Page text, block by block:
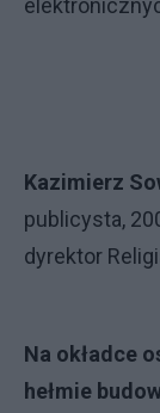
Kazimierz
publicysta,
dyrektor
Na okładce
hełmie